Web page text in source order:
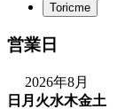
営業日
2026年8月
日 月 火水木金土